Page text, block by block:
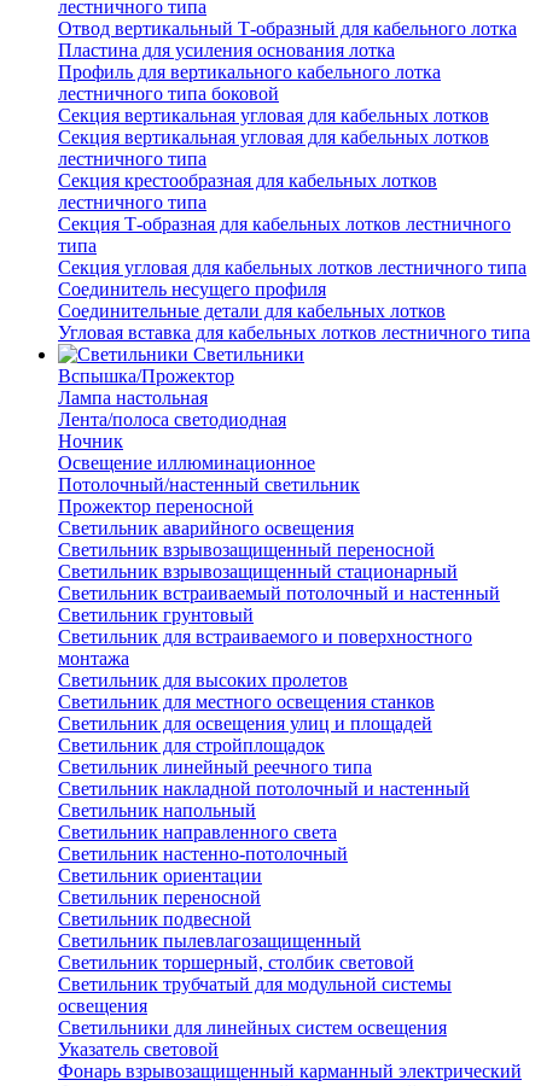
лестничного типа
Отвод вертикальный Т-образный для кабельного лотка
Пластина для усиления основания лотка
Профиль для вертикального кабельного лотка
лестничного типа боковой
Секция вертикальная угловая для кабельных лотков
Секция вертикальная угловая для кабельных лотков
лестничного типа
Секция крестообразная для кабельных лотков
лестничного типа
Секция Т-образная для кабельных лотков лестничного
типа
Секция угловая для кабельных лотков лестничного типа
Соединитель несущего профиля
Соединительные детали для кабельных лотков
Угловая вставка для кабельных лотков лестничного типа
Светильники
Вспышка/Прожектор
Лампа настольная
Лента/полоса светодиодная
Ночник
Освещение иллюминационное
Потолочный/настенный светильник
Прожектор переносной
Светильник аварийного освещения
Светильник взрывозащищенный переносной
Светильник взрывозащищенный стационарный
Светильник встраиваемый потолочный и настенный
Светильник грунтовый
Светильник для встраиваемого и поверхностного
монтажа
Светильник для высоких пролетов
Светильник для местного освещения станков
Светильник для освещения улиц и площадей
Светильник для стройплощадок
Светильник линейный реечного типа
Светильник накладной потолочный и настенный
Светильник напольный
Светильник направленного света
Светильник настенно-потолочный
Светильник ориентации
Светильник переносной
Светильник подвесной
Светильник пылевлагозащищенный
Светильник торшерный, столбик световой
Светильник трубчатый для модульной системы
освещения
Светильники для линейных систем освещения
Указатель световой
Фонарь взрывозащищенный карманный электрический